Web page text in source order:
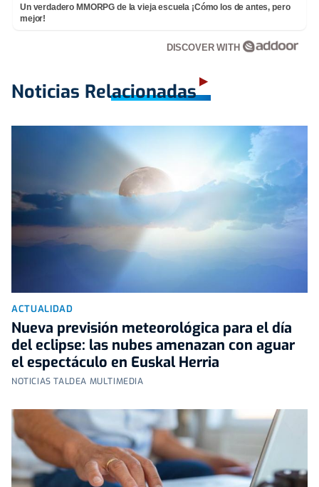
Un verdadero MMORPG de la vieja escuela ¡Cómo los de antes, pero
mejor!
DISCOVER WITH
Noticias Relacionadas
ACTUALIDAD
Nueva previsión meteorológica para el día
del eclipse: las nubes amenazan con aguar
el espectáculo en Euskal Herria
NOTICIAS TALDEA MULTIMEDIA